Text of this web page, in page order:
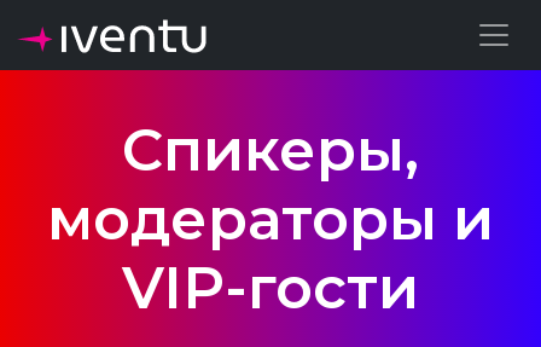
Спикеры,
модераторы и
VIP-гости